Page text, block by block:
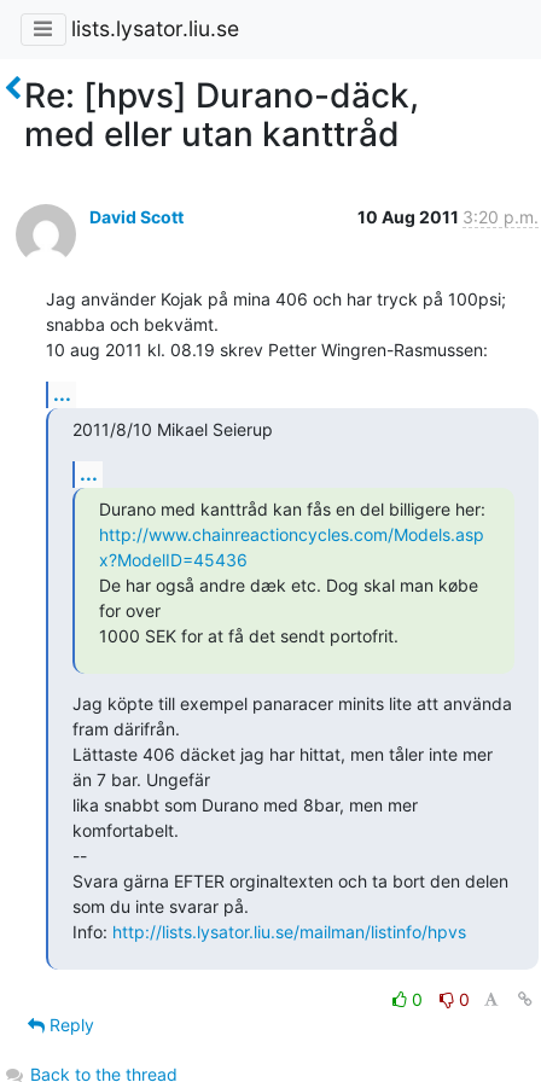
lists.lysator.liu.se
Re: [hpvs] Durano-däck,
med eller utan kanttråd
David Scott 10 Aug 2011 3:20 p.m.
Jag använder Kojak på mina 406 och har tryck på 100psi;
snabba och bekvämt.
10 aug 2011 kl. 08.19 skrev Petter Wingren-Rasmussen:
...
2011/8/10 Mikael Seierup
...
http://www.chainreactioncycles.com/Models.asp
x?ModelID=45436
De har også andre dæk etc. Dog skal man købe
for over
1000 SEK for at få det sendt portofrit.
Jag köpte till exempel panaracer minits lite att använda
fram därifrån.
Lättaste 406 däcket jag har hittat, men tåler inte mer
än 7 bar. Ungefär
lika snabbt som Durano med 8bar, men mer
komfortabelt.
--
Svara gärna EFTER orginaltexten och ta bort den delen
som du inte svarar på.
Info: http://lists.lysator.liu.se/mailman/listinfo/hpvs
0
0
Reply
Back to the thread